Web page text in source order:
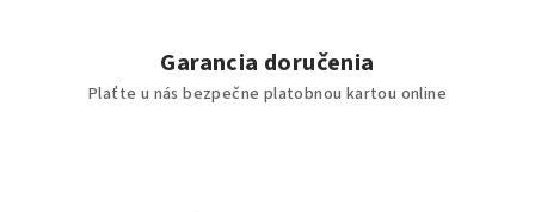
Garancia doručenia
Plaťte u nás bezpečne platobnou kartou online